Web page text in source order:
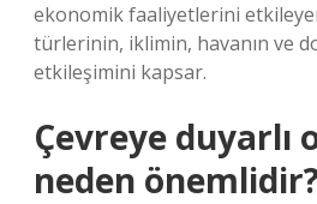
ekonomik faaliyetlerini
türlerinin, iklimin, havanın ve
etkileşimini kapsar.
Çevreye duyarlı
neden